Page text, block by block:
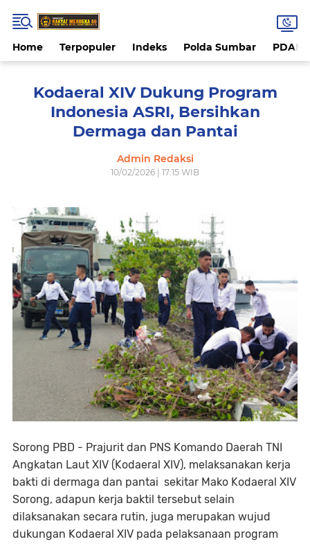
Home Terpopuler Indeks Polda Sumbar PDAM
Kodaeral XIV Dukung Program
Indonesia ASRI, Bersihkan
Dermaga dan Pantai
Admin Redaksi
10/02/2026 | 17:15 WIB
Sorong PBD - Prajurit dan PNS Komando Daerah TNI
Angkatan Laut XIV (Kodaeral XIV), melaksanakan kerja
bakti di dermaga dan pantai sekitar Mako Kodaeral XIV
Sorong, adapun kerja baktil tersebut selain
dilaksanakan secara rutin, juga merupakan wujud
dukungan Kodaeral XIV pada pelaksanaan program